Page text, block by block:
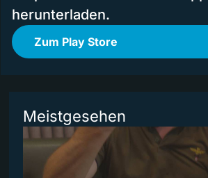
herunterladen.
Zum Play Store
Meistgesehen